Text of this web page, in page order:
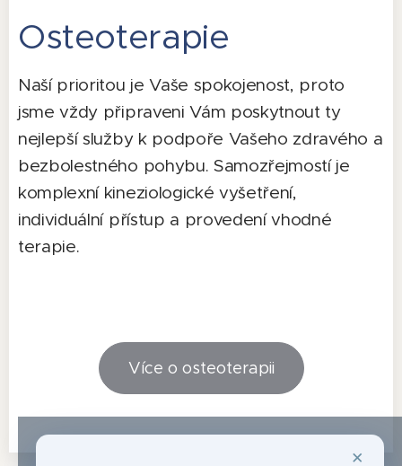
Osteoterapie
Naší prioritou je Vaše spokojenost, proto
jsme vždy připraveni Vám poskytnout ty
nejlepší služby k podpoře Vašeho zdravého a
bezbolestného pohybu. Samozřejmostí je
komplexní kineziologické vyšetření,
individuální přístup a provedení vhodné
terapie.
Více o osteoterapii
×